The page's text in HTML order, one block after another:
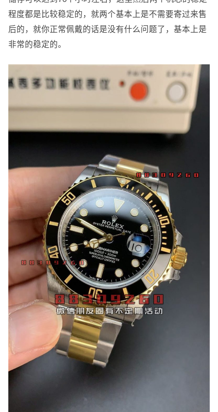
程度都是比较稳定的，就两个基本上是不需要寄过来售
后的，就你正常佩戴的话是没有什么问题了，基本上是
非常的稳定的。